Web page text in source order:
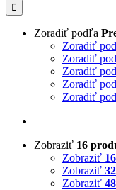
Zoradiť podľa
Zoradiť
Zoradiť
Zoradiť
Zoradiť
Zoradiť
Zobraziť 16
Zobraziť
Zobraziť
Zobraziť